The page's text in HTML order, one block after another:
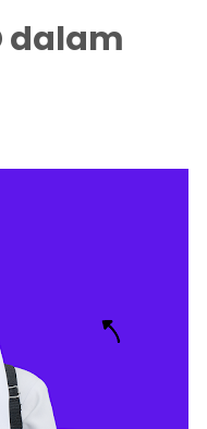
dalam